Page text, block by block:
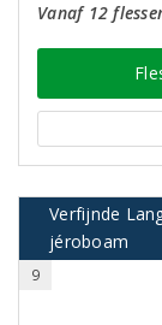
Vanaf 12
Verfijnde
jéroboam
9